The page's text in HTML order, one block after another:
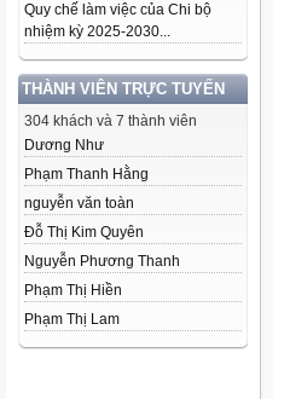
Quy chế làm việc của Chi bộ
nhiệm kỳ 2025-2030...
THÀNH VIÊN TRỰC TUYẾN
304 khách và 7 thành viên
Dương Như
Phạm Thanh Hằng
nguyễn văn toàn
Đỗ Thị Kim Quyên
Nguyễn Phương Thanh
Phạm Thị Hiền
Phạm Thị Lam